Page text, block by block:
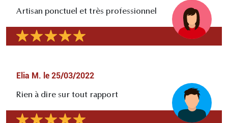
Artisan ponctuel et très professionnel
Elia M. le 25/03/2022
Rien à dire sur tout rapport